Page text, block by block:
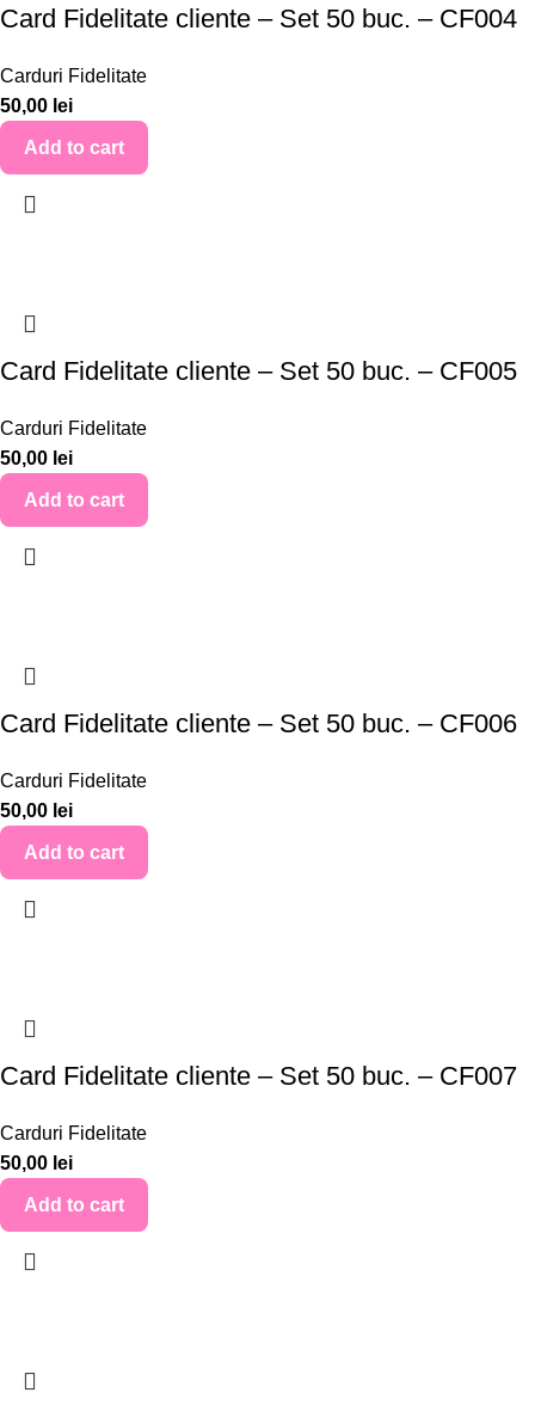
Card Fidelitate cliente – Set 50 buc. – CF004
Carduri Fidelitate
50,00 lei
Add to cart
Card Fidelitate cliente – Set 50 buc. – CF005
Carduri Fidelitate
50,00 lei
Add to cart
Card Fidelitate cliente – Set 50 buc. – CF006
Carduri Fidelitate
50,00 lei
Add to cart
Card Fidelitate cliente – Set 50 buc. – CF007
Carduri Fidelitate
50,00 lei
Add to cart